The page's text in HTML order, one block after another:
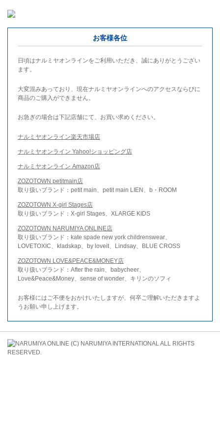
お客様各位
日頃はナルミヤオンラインをご利用いただき、誠にありがとうござい
ます。
大変混みあっており、現在ナルミヤオンラインへのアクセスならびに
商品のご購入ができません。
お急ぎの場合は下記店舗にて、お買い求めください。
ナルミヤオンライン楽天市場店
ナルミヤオンライン Yahoo!ショッピング店
ナルミヤオンライン Amazon店
ZOZOTOWN petitmain店
取り扱いブランド：petit main、petit main LIEN、b・ROOM
ZOZOTOWN X-girl Stages店
取り扱いブランド：X-girl Stages、XLARGE KIDS
ZOZOTOWN NARUMIYA ONLINE店
取り扱いブランド：kate spade new york childrenswear、
LOVETOXIC、kladskap、by loveit、Lindsay、BLUE CROSS
ZOZOTOWN LOVE&PEACE&MONEY店
取り扱いブランド：After the rain、babycheer、
Love&Peace&Money、sense of wonder、キリンのソフィ
お客様にはご不便をおかけいたしますが、何卒ご理解いただきますよ
うお願い申し上げます。